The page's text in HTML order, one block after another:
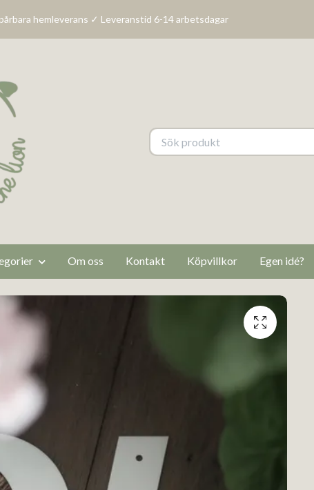
hemleverans ✓ Leveranstid 6-14 arbetsdagar
Om oss Kontakt Köpvillkor Egen idé?